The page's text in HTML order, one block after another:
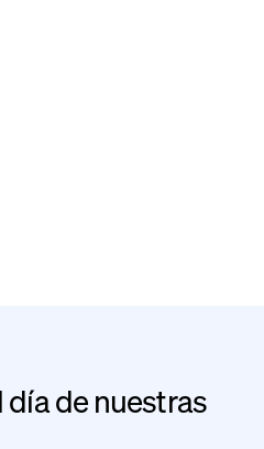
de nuestras